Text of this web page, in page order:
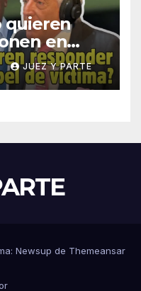
quieren
en
AsiJUEZ Y PARTE
Newsup de Themeansar